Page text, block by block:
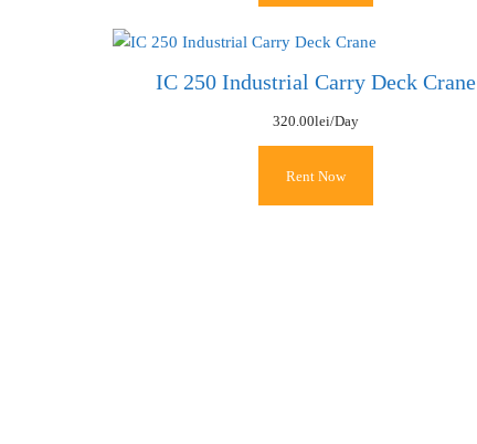
IC 250 Industrial Carry Deck Crane
320.00lei/Day
Rent Now